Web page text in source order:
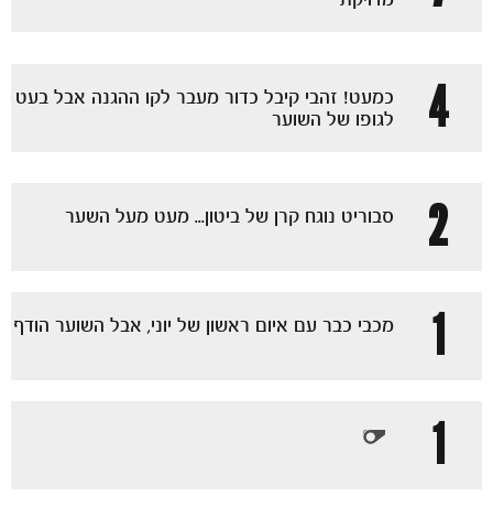
4
כמעט! זהבי קיבל כדור מעבר לקו ההגנה אבל בעט
לגופו של השוער
2 סבוריט נוגח קרן של ביטון... מעט מעל השער
1 מכבי כבר עם איום ראשון של יוני, אבל השוער הודף
1